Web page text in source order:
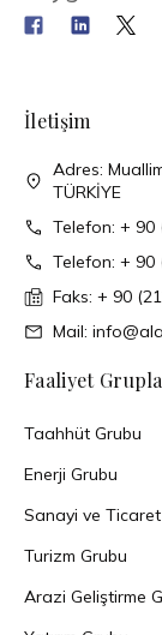
İletişim
Adres:
TÜRKİYE
Telefon: + 90
Telefon: + 90
Faks: + 90
Mail:
Faaliyet
Taahhüt Grubu
Enerji Grubu
Sanayi ve
Turizm Grubu
Arazi Geliştirme